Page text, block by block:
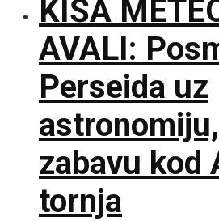
KIŠA
AVALI:
Perseida uz
zabavu kod
tornja